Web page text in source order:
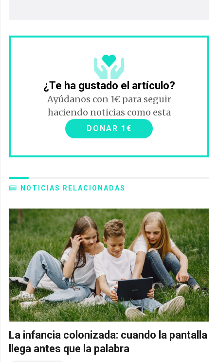
¿Te ha gustado el artículo?
Ayúdanos con 1€ para seguir
haciendo noticias como esta
DONAR 1€
NOTICIAS RELACIONADAS
La infancia colonizada: cuando la pantalla
llega antes que la palabra